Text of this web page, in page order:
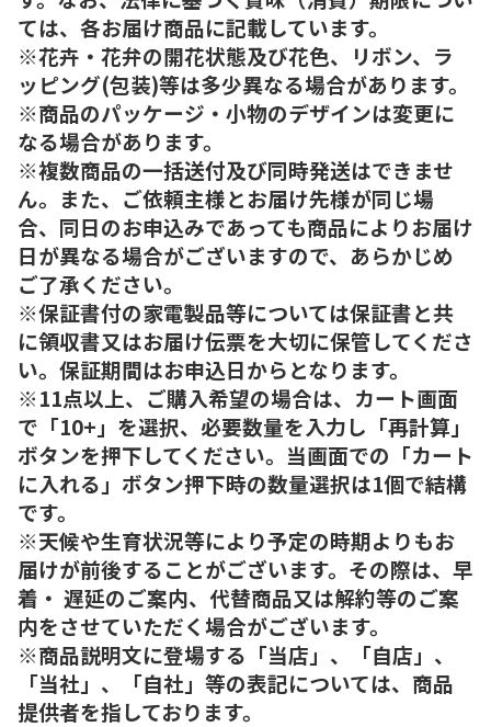
ては、各お届け商品に記載しています。
※花卉・花弁の開花状態及び花色、リボン、ラ
ッピング(包装)等は多少異なる場合があります。
※商品のパッケージ・小物のデザインは変更に
なる場合があります。
※複数商品の一括送付及び同時発送はできませ
ん。また、ご依頼主様とお届け先様が同じ場
合、同日のお申込みであっても商品によりお届け
日が異なる場合がございますので、あらかじめ
ご了承ください。
※保証書付の家電製品等については保証書と共
に領収書又はお届け伝票を大切に保管してくださ
い。保証期間はお申込日からとなります。
※11点以上、ご購入希望の場合は、カート画面
で「10+」を選択、必要数量を入力し「再計算」
ボタンを押下してください。当画面での「カート
に入れる」ボタン押下時の数量選択は1個で結構
です。
※天候や生育状況等により予定の時期よりもお
届けが前後することがございます。その際は、早
着・ 遅延のご案内、代替商品又は解約等のご案
内をさせていただく場合がございます。
※商品説明文に登場する「当店」、「自店」、
「当社」、「自社」等の表記については、商品
提供者を指しております。